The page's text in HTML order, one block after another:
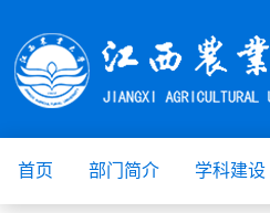
首页 部门简介 学科建设